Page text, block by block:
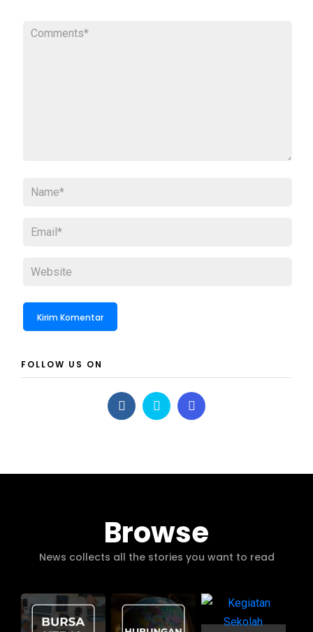
FOLLOW US ON
Browse
News collects all the stories you want to read